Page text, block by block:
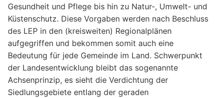
Gesundheit und Pflege bis hin zu Natur-, Umwelt- und
Küstenschutz. Diese Vorgaben werden nach Beschluss
des LEP in den (kreisweiten) Regionalplänen
aufgegriffen und bekommen somit auch eine
Bedeutung für jede Gemeinde im Land. Schwerpunkt
der Landesentwicklung bleibt das sogenannte
Achsenprinzip, es sieht die Verdichtung der
Siedlungsgebiete entlang der geraden